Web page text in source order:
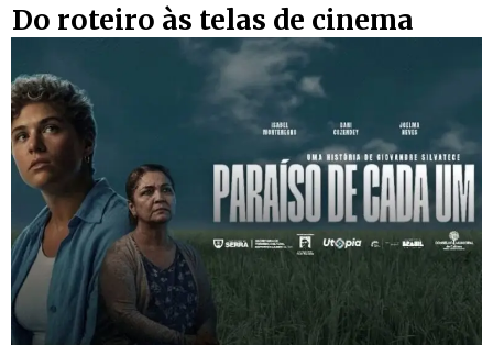
Do roteiro às telas de cinema